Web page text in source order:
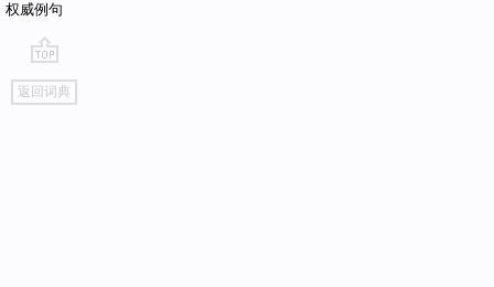
权威例句
go
top
返回词典